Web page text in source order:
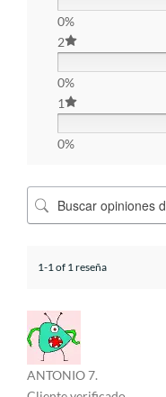
0%
2
0%
1
0%
1-1 of 1 reseña
ANTONIO 7.